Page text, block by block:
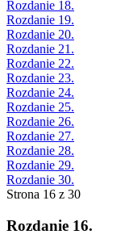
Rozdanie 18.
Rozdanie 19.
Rozdanie 20.
Rozdanie 21.
Rozdanie 22.
Rozdanie 23.
Rozdanie 24.
Rozdanie 25.
Rozdanie 26.
Rozdanie 27.
Rozdanie 28.
Rozdanie 29.
Rozdanie 30.
Strona 16 z 30
Rozdanie 16.